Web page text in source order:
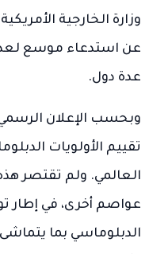
عن استدعاء موسع
عدة دول.
وبحسب الإعلان
تقييم الأولويات
العالمي. ولم تقتصر
عواصم أخرى، في إطار
الدبلوماسي بما